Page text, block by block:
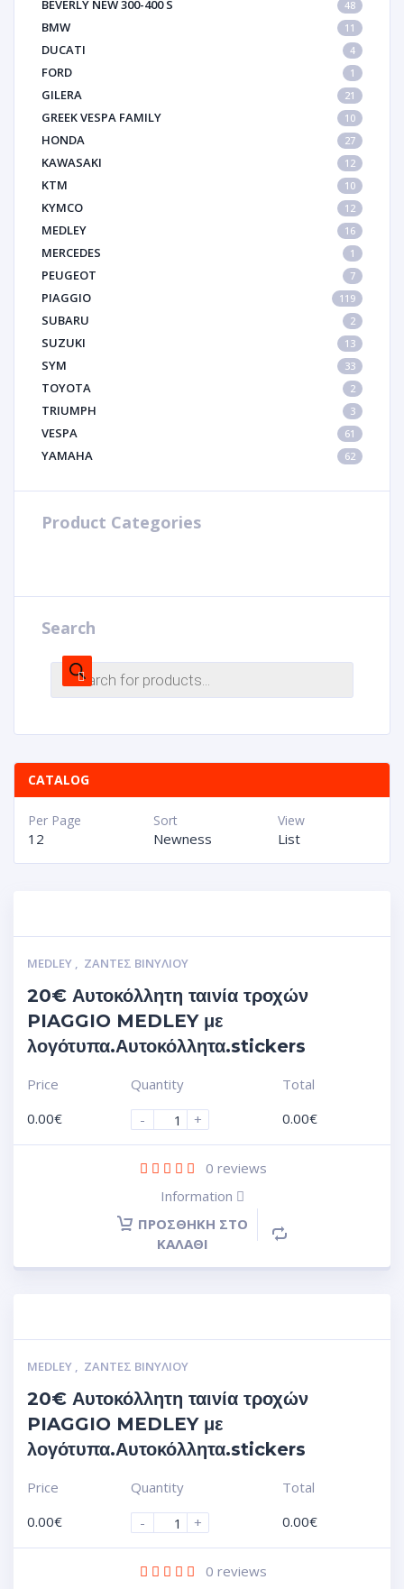
BEVERLY NEW 300-400 S 48
BMW 11
DUCATI 4
FORD 1
GILERA 21
GREEK VESPA FAMILY 10
HONDA 27
KAWASAKI 12
KTM 10
KYMCO 12
MEDLEY 16
MERCEDES 1
PEUGEOT 7
PIAGGIO 119
SUBARU 2
SUZUKI 13
SYM 33
TOYOTA 2
TRIUMPH 3
VESPA 61
YAMAHA 62
Product Categories
Search
CATALOG
View
List
Sort
Newness
Per Page
12
MEDLEY , ΖΆΝΤΕΣ ΒΙΝΥΛΊΟΥ
20€ Αυτοκόλλητη ταινία τροχών
PIAGGIO MEDLEY με
λογότυπα.Αυτοκόλλητα.stickers
Price
0.00€
Quantity
-
+
Total
0.00€
0 reviews
Information
ΠΡΟΣΘΉΚΗ ΣΤΟ
ΚΑΛΆΘΙ
MEDLEY , ΖΆΝΤΕΣ ΒΙΝΥΛΊΟΥ
20€ Αυτοκόλλητη ταινία τροχών
PIAGGIO MEDLEY με
λογότυπα.Αυτοκόλλητα.stickers
Price
0.00€
Quantity
-
+
Total
0.00€
0 reviews